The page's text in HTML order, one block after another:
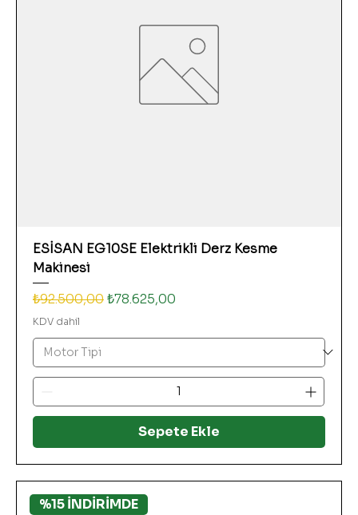
ESİSAN EG10SE Elektrikli Derz Kesme
Makinesi
Normal Fiyat
₺92.500,00İndirimli Fiyat
₺78.625,00
KDV dahil
Sepete Ekle
%15 İNDİRİMDE